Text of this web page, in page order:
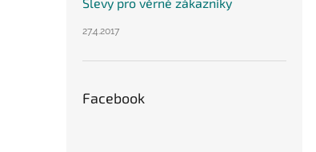
27.4.2017
Facebook